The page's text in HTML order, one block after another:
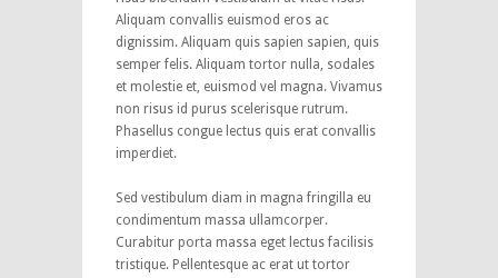
Aliquam convallis euismod eros ac
dignissim. Aliquam quis sapien sapien, quis
semper felis. Aliquam tortor nulla, sodales
et molestie et, euismod vel magna. Vivamus
non risus id purus scelerisque rutrum.
Phasellus congue lectus quis erat convallis
imperdiet.
Sed vestibulum diam in magna fringilla eu
condimentum massa ullamcorper.
Curabitur porta massa eget lectus facilisis
tristique. Pellentesque ac erat ut tortor